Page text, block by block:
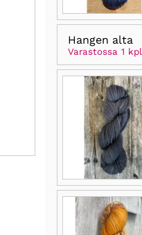
Hangen alta
Varastossa 1 kpl